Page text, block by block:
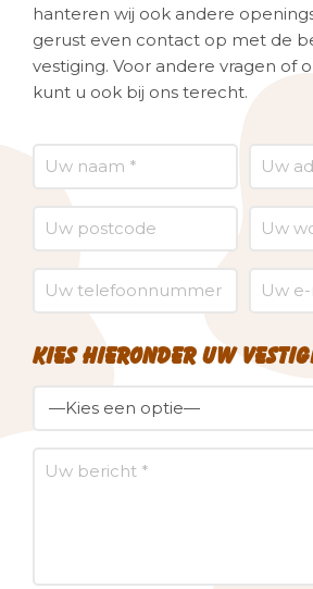
hanteren wij ook andere
gerust even contact op met de
vestiging. Voor andere vragen of
kunt u ook bij ons terecht.
Kies hieronder uw